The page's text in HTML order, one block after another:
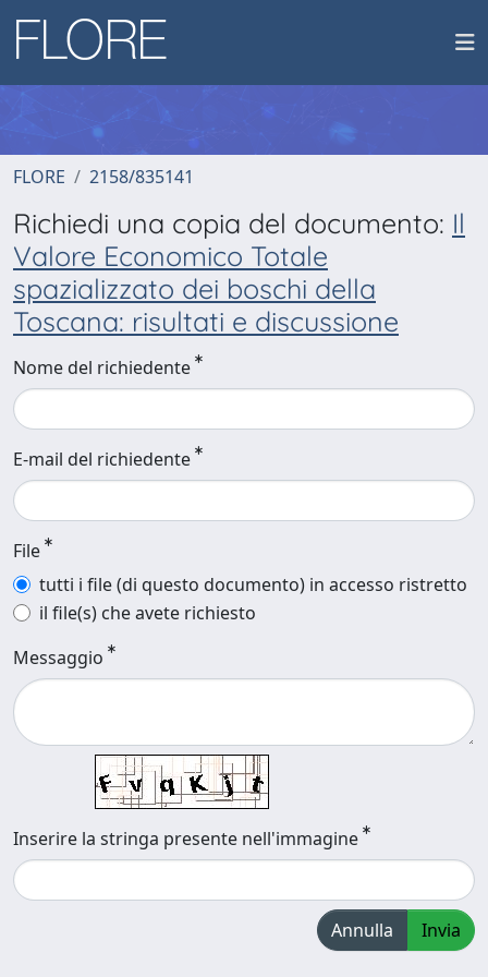
FLORE 2158/835141
Richiedi una copia del documento: Il
Valore Economico Totale
spazializzato dei boschi della
Toscana: risultati e discussione
Nome del richiedente
E-mail del richiedente
File
tutti i file (di questo documento) in accesso ristretto
il file(s) che avete richiesto
Messaggio
Inserire la stringa presente nell'immagine
Annulla Invia